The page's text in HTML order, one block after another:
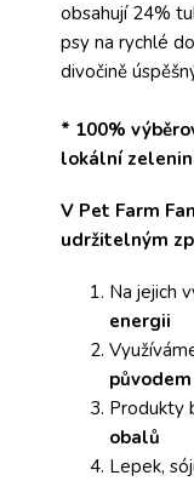
obsahují 24%
psy na rychlé
divočině
* 100%
lokální
V Pet Farm
udržitelným
Na jejich
energii
původem
Produkty
obalů
Lepek,